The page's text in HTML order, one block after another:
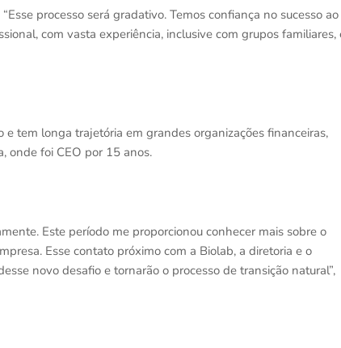
processo será gradativo. Temos confiança no sucesso ao
com vasta experiência, inclusive com grupos familiares,
tem longa trajetória em grandes organizações financeiras,
onde foi CEO por 15 anos.
Este período me proporcionou conhecer mais sobre o
Esse contato próximo com a Biolab, a diretoria e o
novo desafio e tornarão o processo de transição natural”,